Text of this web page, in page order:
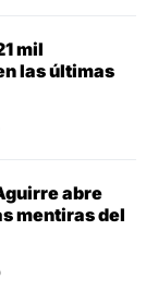
mil
las últimas
abre
mentiras del